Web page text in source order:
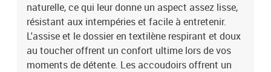
naturelle, ce qui leur donne un aspect assez lisse,
résistant aux intempéries et facile à entretenir.
L'assise et le dossier en textilène respirant et doux
au toucher offrent un confort ultime lors de vos
moments de détente. Les accoudoirs offrent un